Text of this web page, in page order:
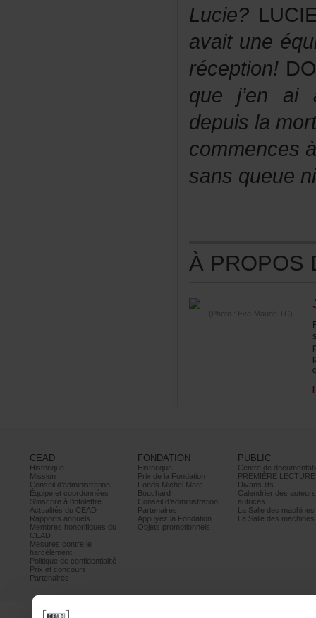
Lucie?
réception!
(Photo:Eva-MaudeTC)
CEAD
Historique
Mission
Conseild’administration
Équipeetcoordonnées
S’inscrireàl’infolettre
ActualitésduCEAD
Rapportsannuels
Membreshonorifiquesdu
CEAD
Mesurescontrele
harcèlement
Politiquedeconfidentialité
Prixetconcours
Partenaires
FONDATION
Historique
PrixdelaFondation
FondsMichelMarc
Bouchard
Conseild’administration
Partenaires
AppuyezlaFondation
Objetspromotionnels
PUBLIC
PREMIÈRELECTURE
Divans-lits
autrices